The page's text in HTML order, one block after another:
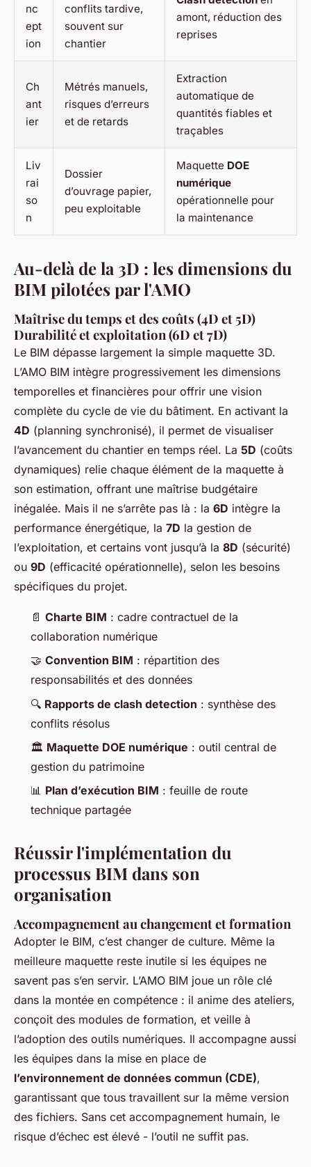
nc
ept
ion
conflits tardive,
souvent sur
chantier
amont, réduction des
reprises
Ch
ant
ier
Métrés manuels,
risques d’erreurs
et de retards
Extraction
automatique de
quantités fiables et
traçables
Liv
rai
so
n
Dossier
d’ouvrage papier,
peu exploitable
Maquette DOE
numérique
opérationnelle pour
la maintenance
Au-delà de la 3D : les dimensions du
BIM pilotées par l'AMO
Maîtrise du temps et des coûts (4D et 5D)
Durabilité et exploitation (6D et 7D)
Le BIM dépasse largement la simple maquette 3D.
L’AMO BIM intègre progressivement les dimensions
temporelles et financières pour offrir une vision
complète du cycle de vie du bâtiment. En activant la
4D (planning synchronisé), il permet de visualiser
l’avancement du chantier en temps réel. La 5D (coûts
dynamiques) relie chaque élément de la maquette à
son estimation, offrant une maîtrise budgétaire
inégalée. Mais il ne s’arrête pas là : la 6D intègre la
performance énergétique, la 7D la gestion de
l’exploitation, et certains vont jusqu’à la 8D (sécurité)
ou 9D (efficacité opérationnelle), selon les besoins
spécifiques du projet.
📄 Charte BIM : cadre contractuel de la
collaboration numérique
🤝 Convention BIM : répartition des
responsabilités et des données
🔍 Rapports de clash detection : synthèse des
conflits résolus
🏛️ Maquette DOE numérique : outil central de
gestion du patrimoine
📊 Plan d’exécution BIM : feuille de route
technique partagée
Réussir l'implémentation du
processus BIM dans son
organisation
Accompagnement au changement et formation
Adopter le BIM, c’est changer de culture. Même la
meilleure maquette reste inutile si les équipes ne
savent pas s’en servir. L’AMO BIM joue un rôle clé
dans la montée en compétence : il anime des ateliers,
conçoit des modules de formation, et veille à
l’adoption des outils numériques. Il accompagne aussi
les équipes dans la mise en place de
l’environnement de données commun (CDE),
garantissant que tous travaillent sur la même version
des fichiers. Sans cet accompagnement humain, le
risque d’échec est élevé - l’outil ne suffit pas.